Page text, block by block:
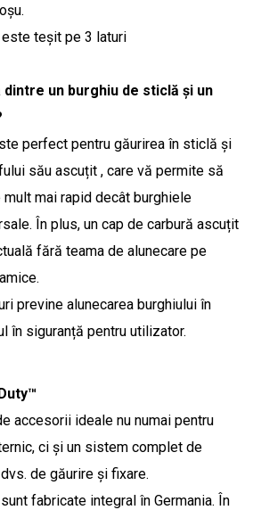
teșit pe 3 laturi
un burghiu de sticlă și un
perfect pentru găurirea în sticlă și
său ascuțit , care vă permite să
mai rapid decât burghiele
În plus, un cap de carbură ascuțit
fără teama de alunecare pe
previne alunecarea burghiului în
în siguranță pentru utilizator.
accesorii ideale nu numai pentru
ci și un sistem complet de
de găurire și fixare.
fabricate integral în Germania. În